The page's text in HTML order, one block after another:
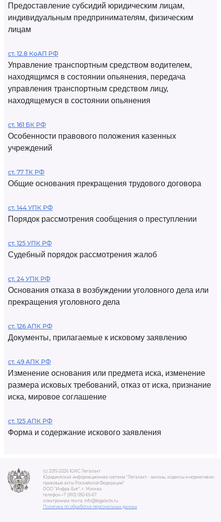
Предоставление субсидий юридическим лицам,
индивидуальным предпринимателям, физическим
лицам
ст. 12.8 КоАП РФ
Управление транспортным средством водителем,
находящимся в состоянии опьянения, передача
управления транспортным средством лицу,
находящемуся в состоянии опьянения
ст. 161 БК РФ
Особенности правового положения казенных
учреждений
ст. 77 ТК РФ
Общие основания прекращения трудового договора
ст. 144 УПК РФ
Порядок рассмотрения сообщения о преступлении
ст. 125 УПК РФ
Судебный порядок рассмотрения жалоб
ст. 24 УПК РФ
Основания отказа в возбуждении уголовного дела или
прекращения уголовного дела
ст. 126 АПК РФ
Документы, прилагаемые к исковому заявлению
ст. 49 АПК РФ
Изменение основания или предмета иска, изменение
размера исковых требований, отказ от иска, признание
иска, мировое соглашение
ст. 125 АПК РФ
Форма и содержание искового заявления
(c) 2015-2026 ЮИС Легалакт
Юридическая информационная система "Легалакт - законы, кодексы и нормативно-
правовые акты Российской Федерации"
ООО "Инфра-Бит", г. Москва.
телефон +7 (910) 050-65-67
электронная почта: info@legalacts.ru
Политика по обработке персональных данных